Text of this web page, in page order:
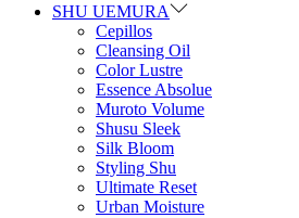
SHU UEMURA
Cepillos
Cleansing Oil
Color Lustre
Essence Absolue
Muroto Volume
Shusu Sleek
Silk Bloom
Styling Shu
Ultimate Reset
Urban Moisture